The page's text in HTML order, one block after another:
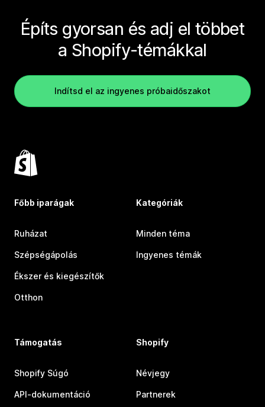
Építs gyorsan és adj el többet
a Shopify-témákkal
Indítsd el az ingyenes próbaidőszakot
Főbb iparágak
Ruházat
Szépségápolás
Ékszer és kiegészítők
Otthon
Kategóriák
Minden téma
Ingyenes témák
Támogatás
Shopify Súgó
API-dokumentáció
Shopify
Névjegy
Partnerek